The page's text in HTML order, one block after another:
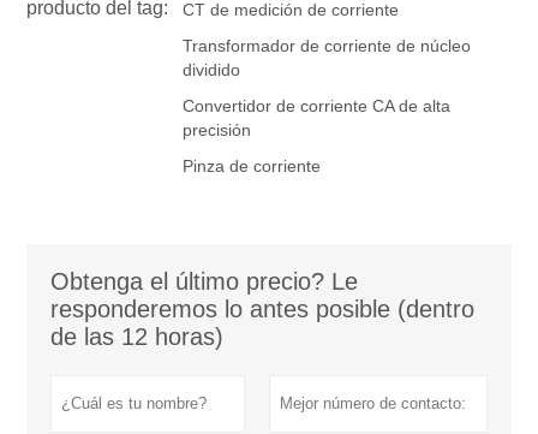
producto del tag:
CT de medición de corriente
Transformador de corriente de núcleo
dividido
Convertidor de corriente CA de alta
precisión
Pinza de corriente
Obtenga el último precio? Le
responderemos lo antes posible (dentro
de las 12 horas)